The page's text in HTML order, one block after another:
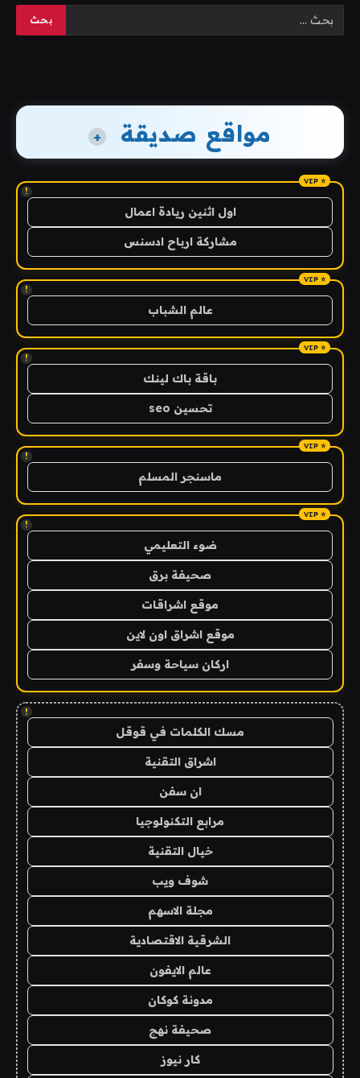
مواقع صديقة +
!
اول اثنين ريادة اعمال
مشاركة ارباح ادسنس
!
عالم الشباب
!
باقة باك لينك
تحسين seo
!
ماسنجر المسلم
!
ضوء التعليمي
صحيفة برق
موقع اشراقات
موقع اشراق اون لاين
اركان سياحة وسفر
!
مسك الكلمات في قوقل
اشراق التقنية
ان سفن
مرابع التكنولوجيا
خيال التقنية
شوف ويب
مجلة الاسهم
الشرقية الاقتصادية
عالم الايفون
مدونة كوكان
صحيفة نهج
كار نيوز